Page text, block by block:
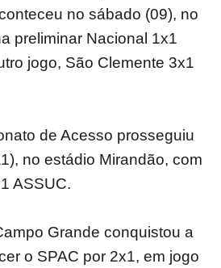
no sábado (09), no
preliminar Nacional 1x1
jogo, São Clemente 3x1
de Acesso prosseguiu
no estádio Mirandão, com
ASSUC.
Grande conquistou a
o SPAC por 2x1, em jogo